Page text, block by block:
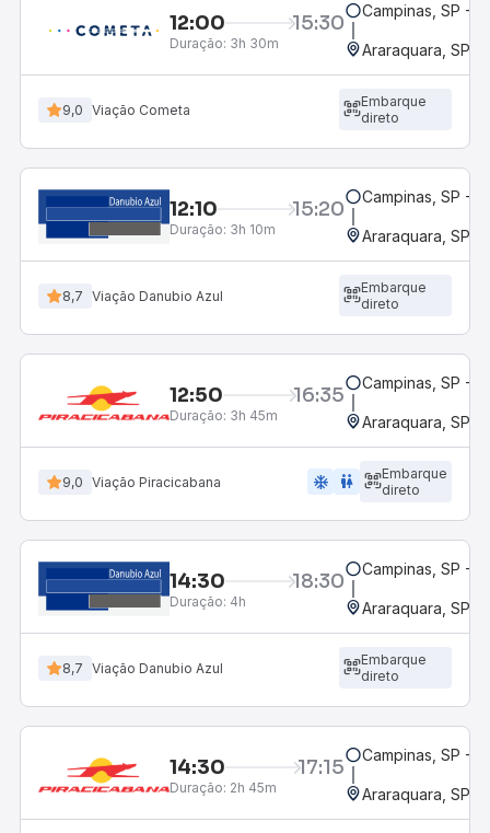
12:00 15:30
Duração: 3h 30m
Campinas, SP -
Araraquara, SP -
9,0 Viação Cometa
Embarque
direto
12:10 15:20
Duração: 3h 10m
Campinas, SP -
Araraquara, SP -
8,7 Viação Danubio Azul
Embarque
direto
12:50 16:35
Duração: 3h 45m
Campinas, SP -
Araraquara, SP -
9,0 Viação Piracicabana ac_unit wc
Embarque
direto
14:30 18:30
Duração: 4h
Campinas, SP -
Araraquara, SP -
8,7 Viação Danubio Azul
Embarque
direto
14:30 17:15
Duração: 2h 45m
Campinas, SP -
Araraquara, SP -